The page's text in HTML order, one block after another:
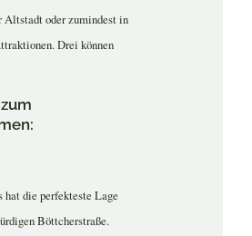
oder zumindest in
Drei können
die perfekteste Lage
Böttcherstraße.